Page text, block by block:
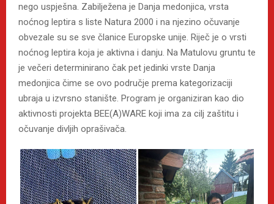
nego uspješna. Zabilježena je Danja medonjica, vrsta
noćnog leptira s liste Natura 2000 i na njezino očuvanje
obvezale su se sve članice Europske unije. Riječ je o vrsti
noćnog leptira koja je aktivna i danju. Na Matulovu gruntu te
je večeri determinirano čak pet jedinki vrste Danja
medonjica čime se ovo područje prema kategorizaciji
ubraja u izvrsno stanište. Program je organiziran kao dio
aktivnosti projekta BEE(A)WARE koji ima za cilj zaštitu i
očuvanje divljih oprašivača.